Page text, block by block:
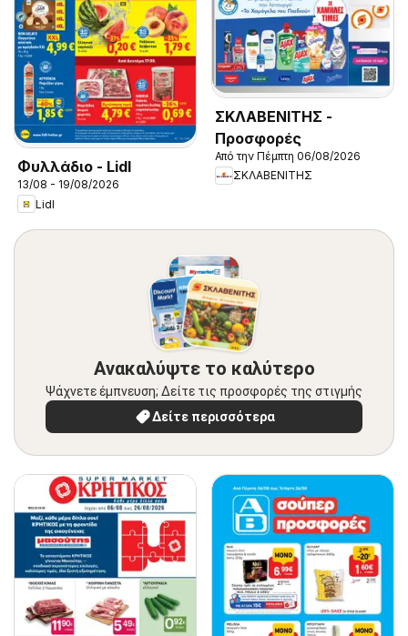
Φυλλάδιο - Lidl
13/08 - 19/08/2026
Lidl
ΣΚΛΑΒΕΝΙΤΗΣ -
Προσφορές
Από την Πέμπτη 06/08/2026
ΣΚΛΑΒΕΝΙΤΗΣ
Ανακαλύψτε το καλύτερο
Ψάχνετε έμπνευση; Δείτε τις προσφορές της στιγμής
Δείτε περισσότερα